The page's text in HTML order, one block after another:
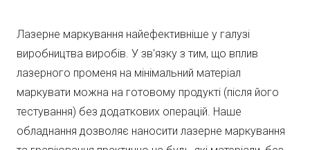
Лазерне маркування найефективніше у галузі
виробництва виробів. У зв'язку з тим, що вплив
лазерного променя на мінімальний матеріал
маркувати можна на готовому продукті (після його
тестування) без додаткових операцій. Наше
обладнання дозволяє наносити лазерне маркування